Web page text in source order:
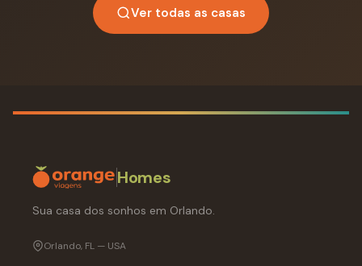
Ver todas as casas
Homes
Sua casa dos sonhos em Orlando.
Orlando, FL — USA